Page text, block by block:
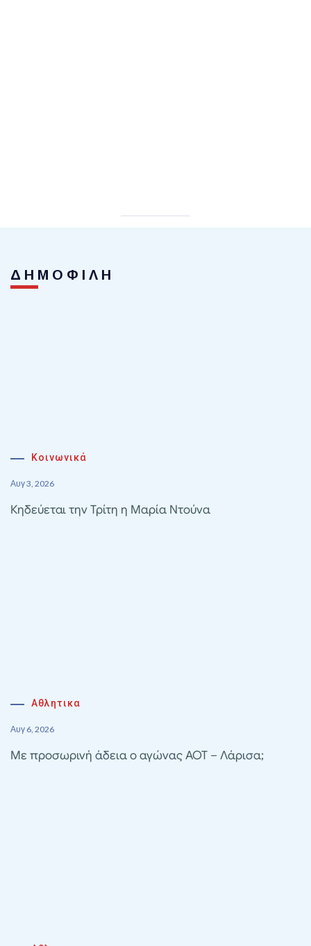
ΔΗΜΟΦΙΛΗ
Κοινωνικά
Αυγ 3, 2026
Κηδεύεται την Τρίτη η Μαρία Ντούνα
Αθλητικα
Αυγ 6, 2026
Με προσωρινή άδεια ο αγώνας ΑΟΤ – Λάρισα;